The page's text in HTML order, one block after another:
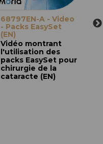
68797EN-A - Video
- Packs EasySet
(EN)
Vidéo montrant
l'utilisation des
packs EasySet pour
chirurgie de la
cataracte (EN)